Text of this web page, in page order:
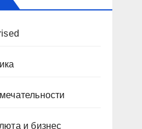
и бизнес